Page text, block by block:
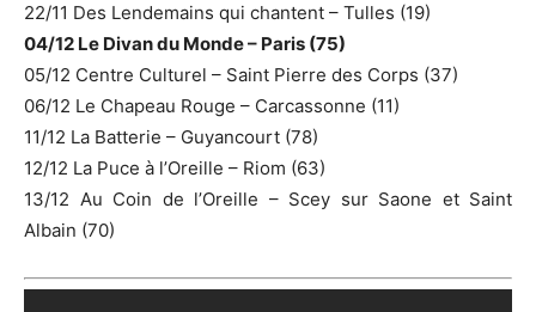
22/11 Des Lendemains qui chantent – Tulles (19)
04/12 Le Divan du Monde – Paris (75)
05/12 Centre Culturel – Saint Pierre des Corps (37)
06/12 Le Chapeau Rouge – Carcassonne (11)
11/12 La Batterie – Guyancourt (78)
12/12 La Puce à l’Oreille – Riom (63)
13/12 Au Coin de l’Oreille – Scey sur Saone et Saint
Albain (70)